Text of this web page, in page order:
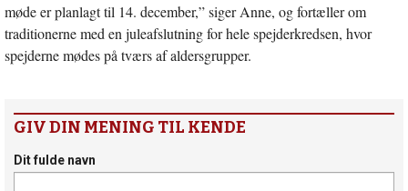
møde er planlagt til 14. december,” siger Anne, og fortæller om
traditionerne med en juleafslutning for hele spejderkredsen, hvor
spejderne mødes på tværs af aldersgrupper.
GIV DIN MENING TIL KENDE
Dit fulde navn